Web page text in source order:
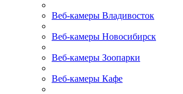
Веб-камеры Владивосток
Веб-камеры Новосибирск
Веб-камеры Зоопарки
Веб-камеры Кафе